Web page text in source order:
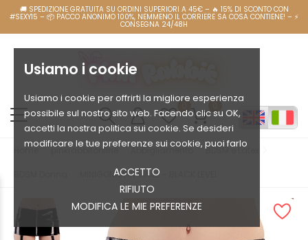
Usiamo i cookie
Usiamo i cookie per offrirti la migliore esperienza
possibile sul nostro sito web. Facendo clic su OK,
accetti la nostra politica sui cookie. Se desideri
modificare le tue preferenze sui cookie, puoi farlo
ACCETTO
RIFIUTO
MODIFICA LE MIE PREFERENZE
Home pinkrabbitonline Abbigliamento BDSM e Latex
MINIGONNA IN VINILE - BLACK LEVEL